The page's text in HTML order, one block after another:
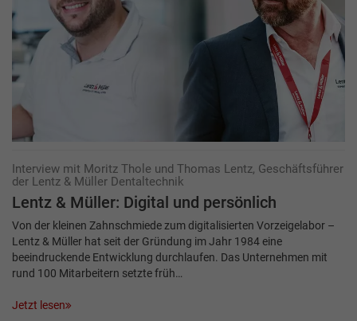
Interview mit Moritz Thole und Thomas Lentz, Geschäftsführer
der Lentz & Müller Dentaltechnik
Lentz & Müller: Digital und persönlich
Von der kleinen Zahnschmiede zum digitalisierten Vor­zeigelabor –
Lentz & Müller hat seit der Gründung im Jahr 1984 eine
beeindruckende Entwicklung durchlaufen. Das Unternehmen mit
rund 100 Mitarbeitern setzte früh…
Jetzt lesen